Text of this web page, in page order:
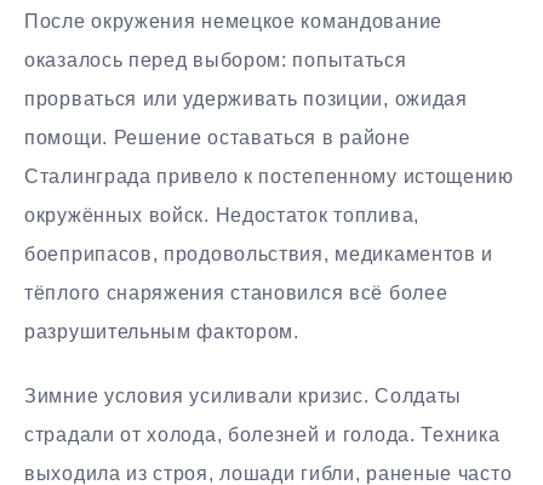
После окружения немецкое командование
оказалось перед выбором: попытаться
прорваться или удерживать позиции, ожидая
помощи. Решение оставаться в районе
Сталинграда привело к постепенному истощению
окружённых войск. Недостаток топлива,
боеприпасов, продовольствия, медикаментов и
тёплого снаряжения становился всё более
разрушительным фактором.
Зимние условия усиливали кризис. Солдаты
страдали от холода, болезней и голода. Техника
выходила из строя, лошади гибли, раненые часто